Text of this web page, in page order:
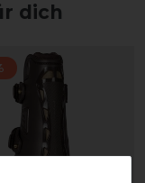
dich